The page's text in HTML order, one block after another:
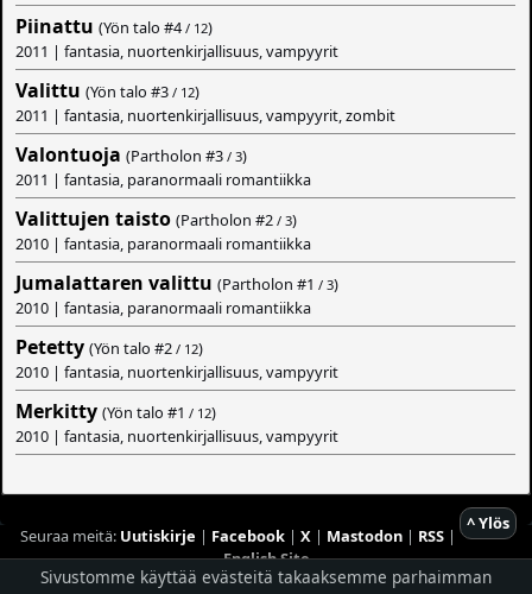
Piinattu (Yön talo #4 / 12)
2011 | fantasia, nuortenkirjallisuus, vampyyrit
Valittu (Yön talo #3 / 12)
2011 | fantasia, nuortenkirjallisuus, vampyyrit, zombit
Valontuoja (Partholon #3 / 3)
2011 | fantasia, paranormaali romantiikka
Valittujen taisto (Partholon #2 / 3)
2010 | fantasia, paranormaali romantiikka
Jumalattaren valittu (Partholon #1 / 3)
2010 | fantasia, paranormaali romantiikka
Petetty (Yön talo #2 / 12)
2010 | fantasia, nuortenkirjallisuus, vampyyrit
Merkitty (Yön talo #1 / 12)
2010 | fantasia, nuortenkirjallisuus, vampyyrit
^ Ylös
Seuraa meitä: Uutiskirje | Facebook| X| Mastodon| RSS|
English Site
Sivustomme käyttää evästeitä takaaksemme parhaimman